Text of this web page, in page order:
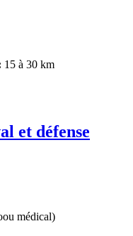
15 à 30 km
et défense
médical)